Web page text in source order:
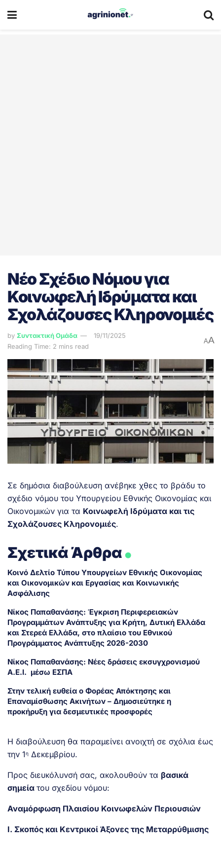
Νέο Σχέδιο Νόμου για
Κοινωφελή Ιδρύματα και
Σχολάζουσες Κληρονομιές
by Συντακτική Ομάδα
19/11/2025
Reading Time: 2 mins read
AA
Σε δημόσια διαβούλευση ανέβηκε χθες το βράδυ το
σχέδιο νόμου του Υπουργείου Εθνικής Οικονομίας και
Οικονομικών για τα Κοινωφελή Ιδρύματα και τις
Σχολάζουσες Κληρονομιές.
Σχετικά Άρθρα.
Κοινό Δελτίο Τύπου Υπουργείων Εθνικής Οικονομίας
και Οικονομικών και Εργασίας και Κοινωνικής
Ασφάλισης
Νίκος Παπαθανάσης: Έγκριση Περιφερειακών
Προγραμμάτων Ανάπτυξης για Κρήτη, Δυτική Ελλάδα
και Στερεά Ελλάδα, στο πλαίσιο του Εθνικού
Προγράμματος Ανάπτυξης 2026-2030
Νίκος Παπαθανάσης: Νέες δράσεις εκσυγχρονισμού
Α.Ε.Ι. μέσω ΕΣΠΑ
Στην τελική ευθεία ο Φορέας Απόκτησης και
Επαναμίσθωσης Ακινήτων – Δημοσιεύτηκε η
προκήρυξη για δεσμευτικές προσφορές
Η διαβούλευση θα παραμείνει ανοιχτή σε σχόλια έως
την 1η Δεκεμβρίου.
Προς διευκόλυνσή σας, ακολουθούν τα βασικά
σημεία του σχεδίου νόμου:
Αναμόρφωση Πλαισίου Κοινωφελών Περιουσιών
Ι. Σκοπός και Κεντρικοί Άξονες της Μεταρρύθμισης